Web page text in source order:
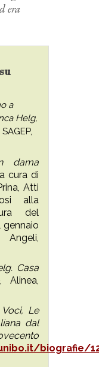
era
a
Helg,
SAGEP,
dama
a cura di
Atti
alla
del
gennaio
Angeli,
Casa
, Alinea,
Le
dal
biografie/